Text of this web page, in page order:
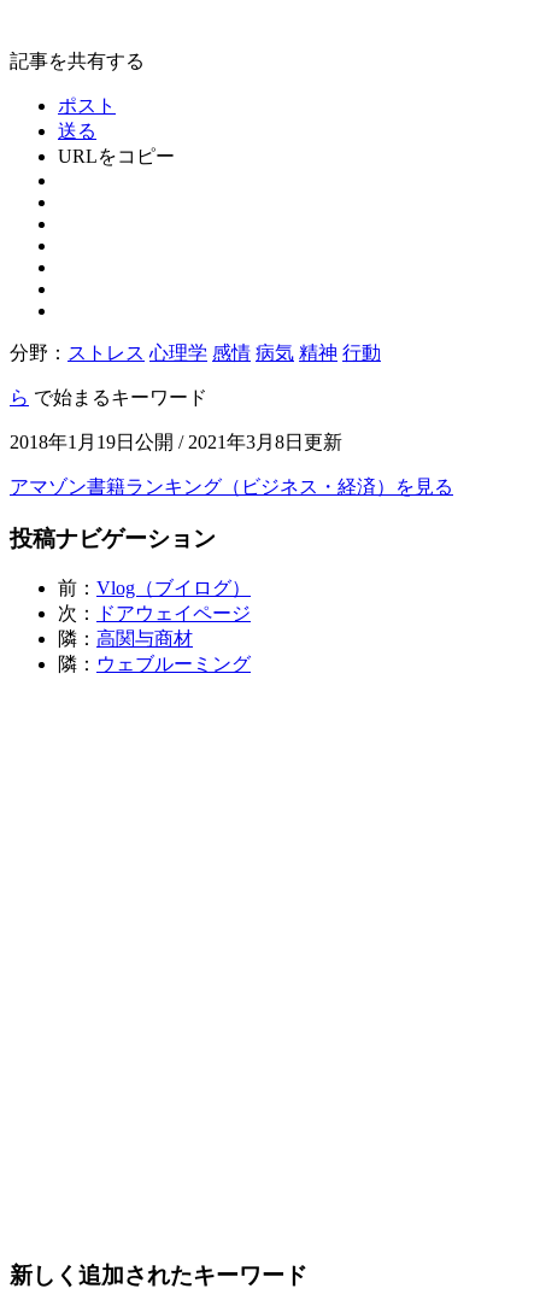
記事を共有する
ポスト
送る
URLをコピー
分野： ストレス 心理学 感情 病気 精神 行動
ら で始まるキーワード
2018年1月19日公開 / 2021年3月8日更新
アマゾン書籍ランキング（ビジネス・経済）を見る
投稿ナビゲーション
前： Vlog（ブイログ）
次：
ドアウェイページ
隣： 高関与商材
隣： ウェブルーミング
新しく追加されたキーワード